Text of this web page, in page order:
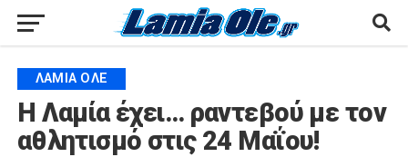
ΛΑΜΙΑ ΟΛΕ
Η Λαμία έχει… ραντεβού με τον
αθλητισμό στις 24 Μαΐου!